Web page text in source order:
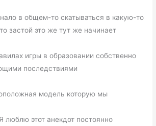
в общем-то скатываться в какую-то
застой это же тут же начинает
игры в образовании собственно
последствиями
модель которую мы
люблю этот анекдот постоянно